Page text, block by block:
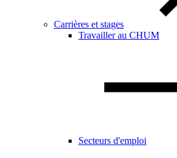
Carrières et stages
Travailler au CHUM
Secteurs d'emploi